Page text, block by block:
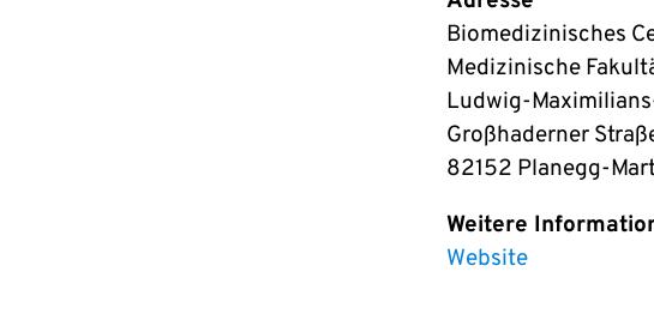
Biomedizinisches
Medizinische
Ludwig-
Großhaderner
82152 Planegg-
Weitere
Website